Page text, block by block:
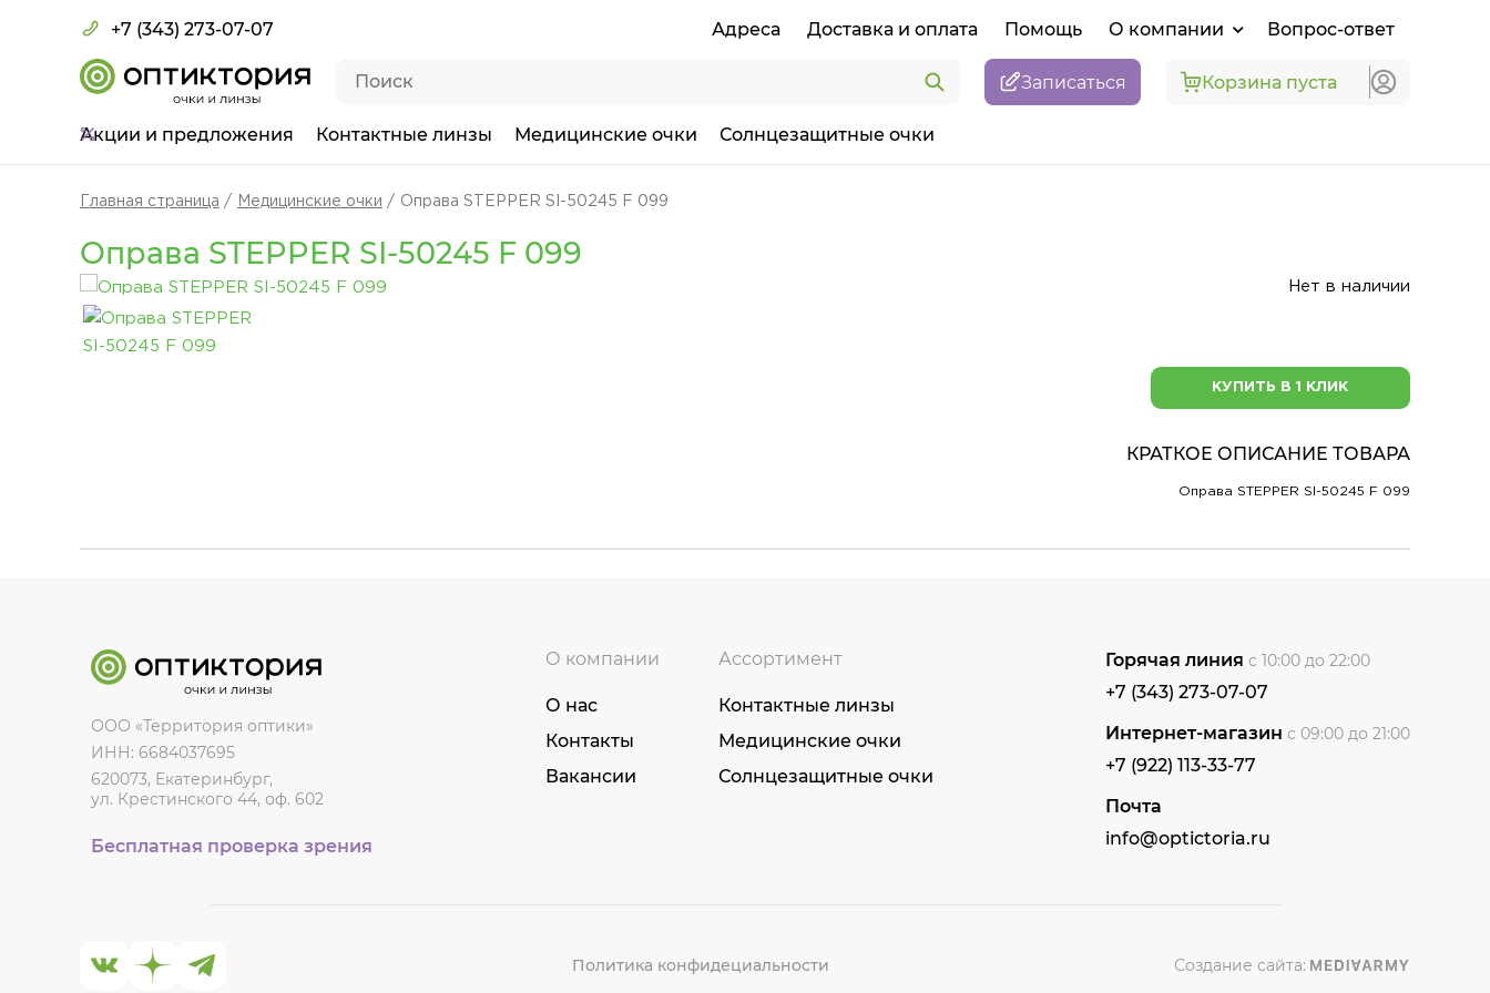
+7 (343) 273-07-07 Адреса Доставка и оплата Помощь О компании Вопрос-ответ
Записаться Корзина пуста
Акции и предложения Контактные линзы Медицинские очки Солнцезащитные очки
Главная страница Медицинские очки Оправа STEPPER SI-50245 F 099
Оправа STEPPER SI-50245 F 099
Нет в наличии
КУПИТЬ В 1 КЛИК
КРАТКОЕ ОПИСАНИЕ ТОВАРА
Оправа STEPPER SI-50245 F 099
ООО «Территория оптики»
ИНН: 6684037695
620073, Екатеринбург,
ул. Крестинского 44, оф. 602
Бесплатная проверка зрения
О компании
О нас
Контакты
Вакансии
Ассортимент
Контактные линзы
Медицинские очки
Солнцезащитные очки
Горячая линия с 10:00 до 22:00
+7 (343) 273-07-07
Интернет-магазин с 09:00 до 21:00
+7 (922) 113-33-77
Почта
info@optictoria.ru
Политика конфидециальности Создание сайта: